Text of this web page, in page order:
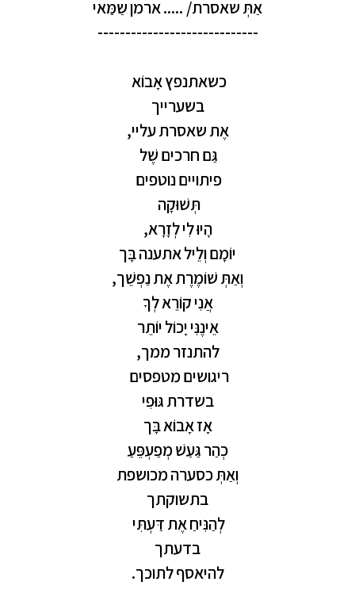
אַתְּשאסרת..... /ארמןשַמַּאי
-----------------------------
כשאתנפץאָבוֹא
בשערייך
אֶתשאסרתעליי,
גַּםחרכיםשֶׁל
פיתוייםנוטפים
תְּשׁוּקָה
הָיוּלִילְזָרָא,
יוֹמָםוְלֵילאתענהבָּך
וְאַתְּשׁוֹמֶרֶתאֶתנַפְשֵׁך,
אֲנִיקוֹרֵאלְךָ
אֵינֶנִּייָכוֹליוֹתֵר
להתנזרממך,
ריגושיםמטפסים
בשדרתגּוּפִי
אָזאָבוֹאבָּך
כְהַרגַּעַשׁמְפַעְפֵּעַ
וְאַתְּכסערהמכושפת
בתשוקתך
לְהַנִּיחַאֶתדַּעְתִּי
בדעתך
להיאסףלתוכך.